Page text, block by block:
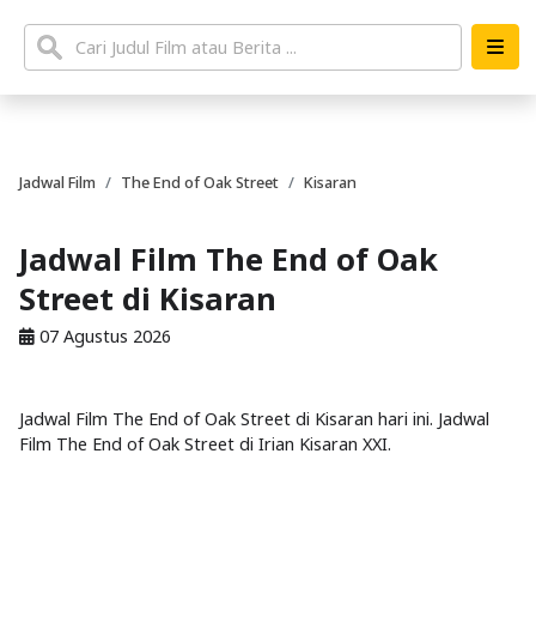
Jadwal Film The End of Oak Street Kisaran
Jadwal Film The End of Oak
Street di Kisaran
07 Agustus 2026
Jadwal Film The End of Oak Street di Kisaran hari ini. Jadwal
Film The End of Oak Street di Irian Kisaran XXI.